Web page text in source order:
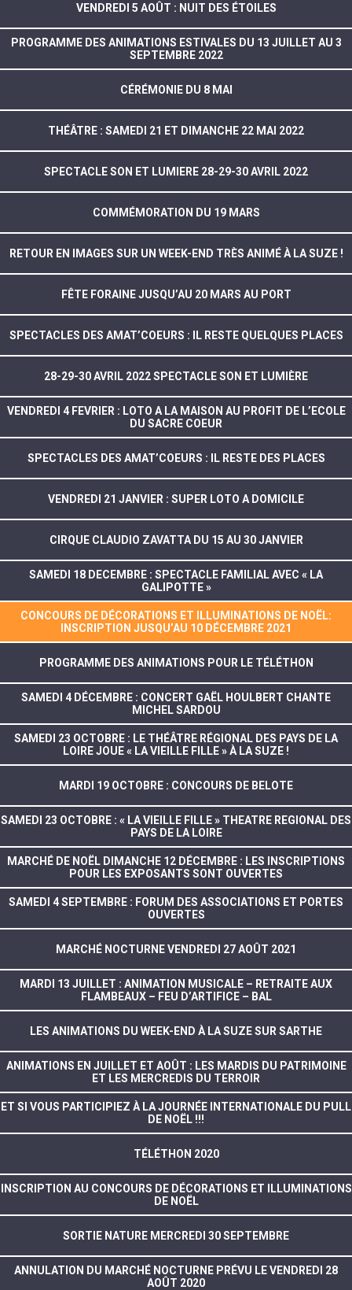
VENDREDI 5 AOÛT : NUIT DES ÉTOILES
PROGRAMME DES ANIMATIONS ESTIVALES DU 13 JUILLET AU 3
SEPTEMBRE 2022
CÉRÉMONIE DU 8 MAI
THÉÂTRE : SAMEDI 21 ET DIMANCHE 22 MAI 2022
SPECTACLE SON ET LUMIERE 28-29-30 AVRIL 2022
COMMÉMORATION DU 19 MARS
RETOUR EN IMAGES SUR UN WEEK-END TRÈS ANIMÉ À LA SUZE !
FÊTE FORAINE JUSQU’AU 20 MARS AU PORT
SPECTACLES DES AMAT’COEURS : IL RESTE QUELQUES PLACES
28-29-30 AVRIL 2022 SPECTACLE SON ET LUMIÈRE
VENDREDI 4 FEVRIER : LOTO A LA MAISON AU PROFIT DE L’ECOLE
DU SACRE COEUR
SPECTACLES DES AMAT’COEURS : IL RESTE DES PLACES
VENDREDI 21 JANVIER : SUPER LOTO A DOMICILE
CIRQUE CLAUDIO ZAVATTA DU 15 AU 30 JANVIER
SAMEDI 18 DECEMBRE : SPECTACLE FAMILIAL AVEC « LA
GALIPOTTE »
CONCOURS DE DÉCORATIONS ET ILLUMINATIONS DE NOËL:
INSCRIPTION JUSQU’AU 10 DÉCEMBRE 2021
PROGRAMME DES ANIMATIONS POUR LE TÉLÉTHON
SAMEDI 4 DÉCEMBRE : CONCERT GAËL HOULBERT CHANTE
MICHEL SARDOU
SAMEDI 23 OCTOBRE : LE THÉÂTRE RÉGIONAL DES PAYS DE LA
LOIRE JOUE « LA VIEILLE FILLE » À LA SUZE !
MARDI 19 OCTOBRE : CONCOURS DE BELOTE
SAMEDI 23 OCTOBRE : « LA VIEILLE FILLE » THEATRE REGIONAL DES
PAYS DE LA LOIRE
MARCHÉ DE NOËL DIMANCHE 12 DÉCEMBRE : LES INSCRIPTIONS
POUR LES EXPOSANTS SONT OUVERTES
SAMEDI 4 SEPTEMBRE : FORUM DES ASSOCIATIONS ET PORTES
OUVERTES
MARCHÉ NOCTURNE VENDREDI 27 AOÛT 2021
MARDI 13 JUILLET : ANIMATION MUSICALE – RETRAITE AUX
FLAMBEAUX – FEU D’ARTIFICE – BAL
LES ANIMATIONS DU WEEK-END À LA SUZE SUR SARTHE
ANIMATIONS EN JUILLET ET AOÛT : LES MARDIS DU PATRIMOINE
ET LES MERCREDIS DU TERROIR
ET SI VOUS PARTICIPIEZ À LA JOURNÉE INTERNATIONALE DU PULL
DE NOËL !!!
TÉLÉTHON 2020
INSCRIPTION AU CONCOURS DE DÉCORATIONS ET ILLUMINATIONS
DE NOËL
SORTIE NATURE MERCREDI 30 SEPTEMBRE
ANNULATION DU MARCHÉ NOCTURNE PRÉVU LE VENDREDI 28
AOÛT 2020